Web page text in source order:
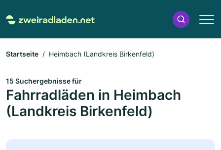
Startseite Heimbach (Landkreis Birkenfeld)
15 Suchergebnisse für
Fahrradläden in Heimbach
(Landkreis Birkenfeld)